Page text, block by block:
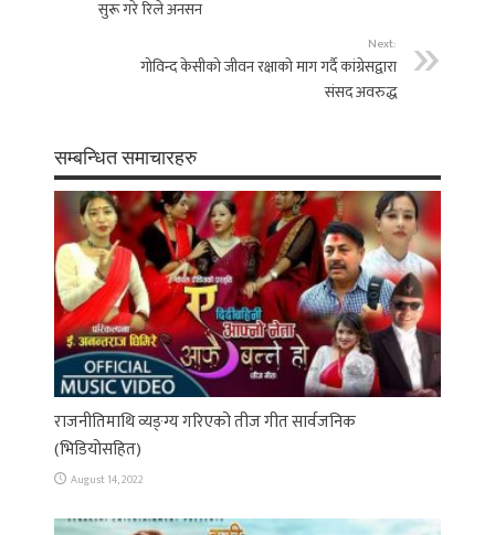
सुरू गरे रिले अनसन
Next:
गोविन्द केसीको जीवन रक्षाको माग गर्दै कांग्रेसद्वारा
संसद अवरुद्ध
सम्बन्धित समाचारहरु
राजनीतिमाथि व्यङ्ग्य गरिएको तीज गीत सार्वजनिक
(भिडियोसहित)
August 14, 2022